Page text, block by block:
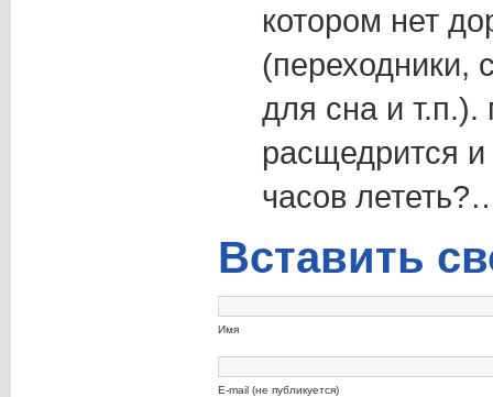
котором нет
(переходники,
для сна и
расщедрится и
часов
Вставить
Имя
E-mail (не публикуется)